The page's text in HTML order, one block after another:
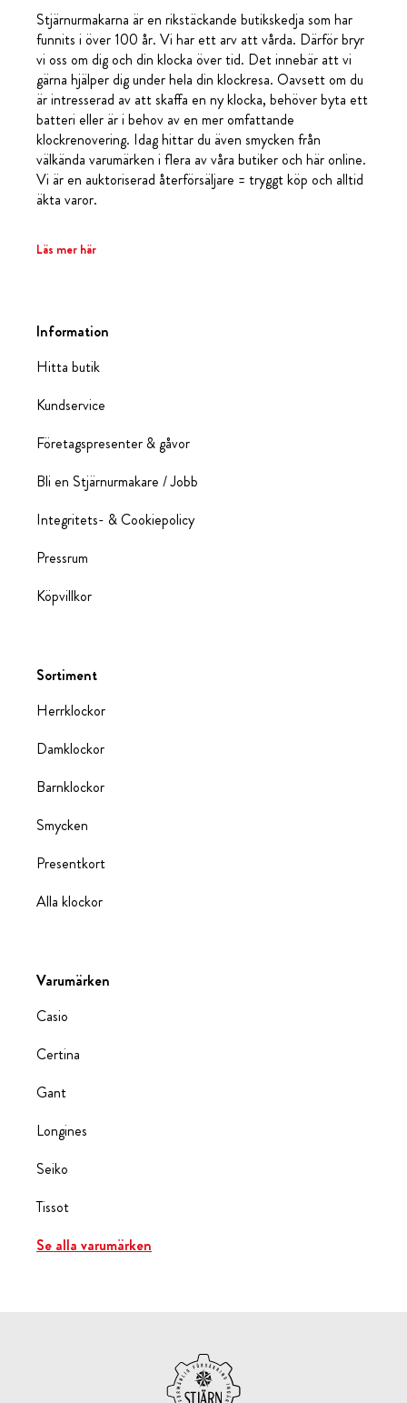
Stjärnurmakarna är en rikstäckande butikskedja som har
funnits i över 100 år. Vi har ett arv att vårda. Därför bryr
vi oss om dig och din klocka över tid. Det innebär att vi
gärna hjälper dig under hela din klockresa. Oavsett om du
är intresserad av att skaffa en ny klocka, behöver byta ett
batteri eller är i behov av en mer omfattande
klockrenovering. Idag hittar du även smycken från
välkända varumärken i flera av våra butiker och här online.
Vi är en auktoriserad återförsäljare = tryggt köp och alltid
äkta varor.
Läs mer här
Information
Hitta butik
Kundservice
Företagspresenter & gåvor
Bli en Stjärnurmakare / Jobb
Integritets- & Cookiepolicy
Pressrum
Köpvillkor
Sortiment
Herrklockor
Damklockor
Barnklockor
Smycken
Presentkort
Alla klockor
Varumärken
Casio
Certina
Gant
Longines
Seiko
Tissot
Se alla varumärken